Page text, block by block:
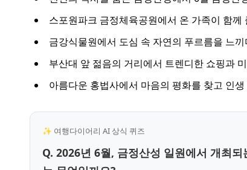
스포원파크 금정체육공원에서 온 가족이 함
금강식물원에서 도심 속 자연의 푸르름을 느
부산대 앞 젊음의 거리에서 트렌디한 쇼핑과
아름다운 홍법사에서 마음의 평화를 찾고 인
✨ 여행다이어리 AI 상식 퀴즈
Q. 2026년 6월, 금정산성 일원에서 개최